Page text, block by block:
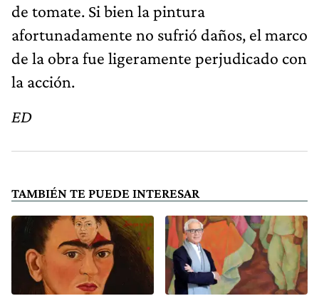
de tomate. Si bien la pintura
afortunadamente no sufrió daños, el marco
de la obra fue ligeramente perjudicado con
la acción.
ED
TAMBIÉN TE PUEDE INTERESAR